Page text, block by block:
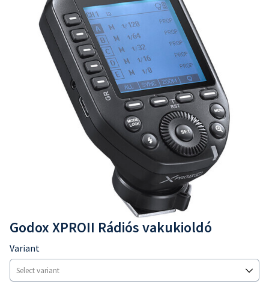
Godox XPROII Rádiós vakukioldó
Variant